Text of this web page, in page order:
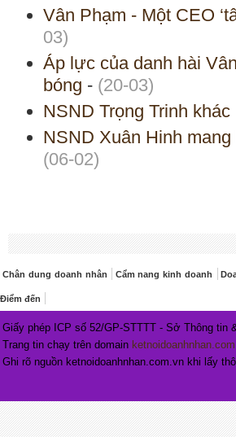
Vân Phạm - Một CEO
03)
Áp lực của danh hài
bóng - (20-03)
NSND Trọng Trinh
NSND Xuân Hinh
(06-02)
Chân dung doanh nhân Cẩm nang kinh doanh
Điểm đến
Giấy phép ICP số 52/GP-STTTT - Sở Thông tin
Trang tin chạy trên domain
Ghi rõ nguồn ketnoidoanhnhan.com.vn khi lấy